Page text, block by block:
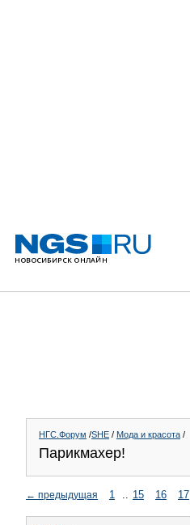
НГС.Форум /SHE / Мода и красота /
Парикмахер!
← предыдущая 1 .. 15 16 17